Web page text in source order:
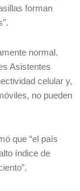
forman
normal.
Asistentes
celular y,
no pueden
que “el país
índice de